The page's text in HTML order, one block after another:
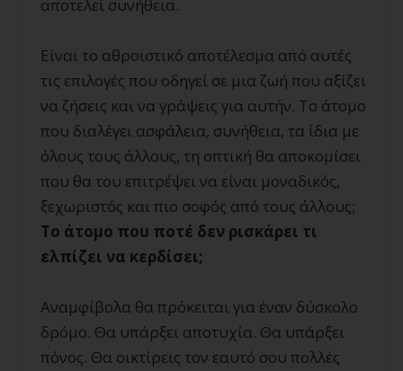
αποτελεί συνήθεια.
Είναι το αθροιστικό αποτέλεσμα από αυτές
τις επιλογές που οδηγεί σε μια ζωή που αξίζει
να ζήσεις και να γράψεις για αυτήν. Το άτομο
που διαλέγει ασφάλεια, συνήθεια, τα ίδια με
όλους τους άλλους, τη οπτική θα αποκομίσει
που θα του επιτρέψει να είναι μοναδικός,
ξεχωριστός και πιο σοφός από τους άλλους;
Το άτομο που ποτέ δεν ρισκάρει τι
ελπίζει να κερδίσει;
Αναμφίβολα θα πρόκειται για έναν δύσκολο
δρόμο. Θα υπάρξει αποτυχία. Θα υπάρξει
πόνος. Θα οικτίρεις τον εαυτό σου πολλές